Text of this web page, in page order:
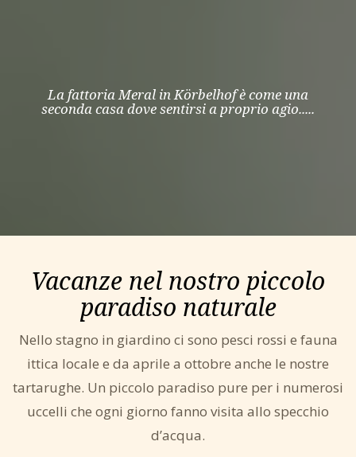
La fattoria Meral in Körbelhof è come una
seconda casa dove sentirsi a proprio agio.....
Vacanze nel nostro piccolo
paradiso naturale
Nello stagno in giardino ci sono pesci rossi e fauna
ittica locale e da aprile a ottobre anche le nostre
tartarughe. Un piccolo paradiso pure per i numerosi
uccelli che ogni giorno fanno visita allo specchio
d’acqua.